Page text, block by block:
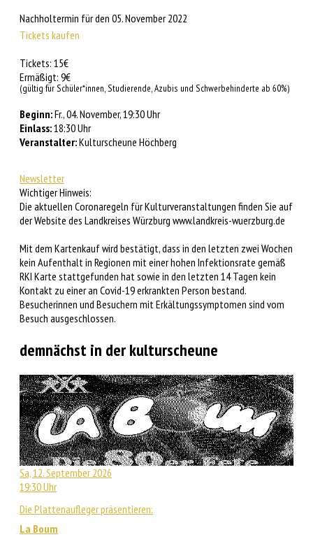
Nachholtermin für den 05. November 2022
Tickets kaufen
Tickets: 15€
Ermäßigt: 9€
(gültig für Schüler*innen, Studierende, Azubis und Schwerbehinderte ab 60%)
Beginn:Fr., 04. November, 19:30 Uhr
Einlass:18:30 Uhr
Veranstalter:Kulturscheune Höchberg
Newsletter
Wichtiger Hinweis:
Die aktuellen Coronaregeln für Kulturveranstaltungen finden Sie auf
der Website des Landkreises Würzburg www.landkreis-wuerzburg.de
Mit dem Kartenkauf wird bestätigt, dass in den letzten zwei Wochen
kein Aufenthalt in Regionen mit einer hohen Infektionsrate gemäß
RKI Karte stattgefunden hat sowie in den letzten 14 Tagen kein
Kontakt zu einer an Covid-19 erkrankten Person bestand.
Besucherinnen und Besuchern mit Erkältungssymptomen sind vom
Besuch ausgeschlossen.
demnächst in der kulturscheune
Sa, 12. September 2026
19:30 Uhr
Die Plattenaufleger präsentieren:
La Boum